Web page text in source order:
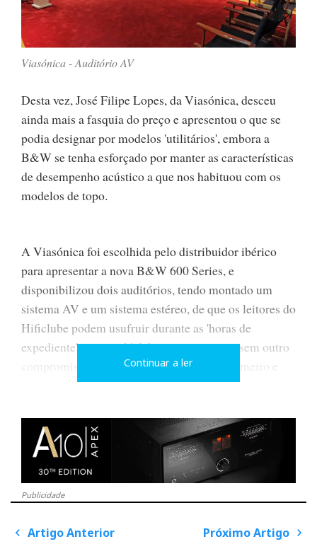
Viasónica - Auditório AV
Desta vez, José Filipe Lopes, da Viasónica, desceu
ainda mais a fasquia do preço e apresentou o que se
podia designar por modelos 'utilitários', embora a
B&W se tenha esforçado por manter as características
de desempenho acústico a que nos habituou com os
modelos de topo.
A Viasónica foi escolhida pelo distribuidor ibérico
para apresentar a nova B&W 600 Series, e
disponibilizou dois auditórios, tendo montado um
sistema AV e um sistema estéreo, de que os leitores do
Hificlube podem usufruir durante as 'horas de
expediente', ou para lá delas por marcação, sem outro
compromisso que não seja o de apreciar primeiro e
pensar depois num eventual investimento.
Adele canta no auditório AV da Viasónica
Continuar a ler
Publicidade
P
Artigo Anterior Próximo Artigo